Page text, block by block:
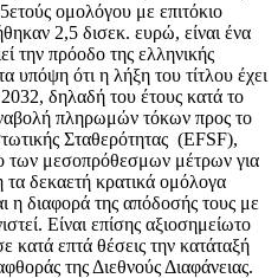
ομολόγου με επιτόκιο
2,5 δισεκ. ευρώ, είναι ένα
την πρόοδο της ελληνικής
υπόψη ότι η λήξη του τίτλου έχει
δηλαδή του έτους κατά το
πληρωμών τόκων προς το
Σταθερότητας (EFSF),
των μεσοπρόθεσμων μέτρων για
δεκαετή κρατικά ομόλογα
διαφορά της απόδοσής τους με
Είναι επίσης αξιοσημείωτο
κατά επτά θέσεις την κατάταξή
της Διεθνούς Διαφάνειας.